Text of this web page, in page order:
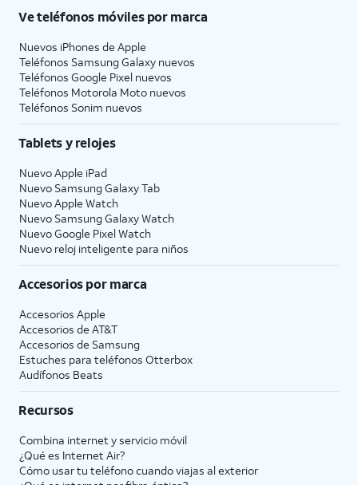
Ve teléfonos móviles por marca
Nuevos iPhones de Apple
Teléfonos Samsung Galaxy nuevos
Teléfonos Google Pixel nuevos
Teléfonos Motorola Moto nuevos
Teléfonos Sonim nuevos
Tablets y relojes
Nuevo Apple iPad
Nuevo Samsung Galaxy Tab
Nuevo Apple Watch
Nuevo Samsung Galaxy Watch
Nuevo Google Pixel Watch
Nuevo reloj inteligente para niños
Accesorios por marca
Accesorios Apple
Accesorios de AT&T
Accesorios de Samsung
Estuches para teléfonos Otterbox
Audífonos Beats
Recursos
Combina internet y servicio móvil
¿Qué es Internet Air?
Cómo usar tu teléfono cuando viajas al exterior